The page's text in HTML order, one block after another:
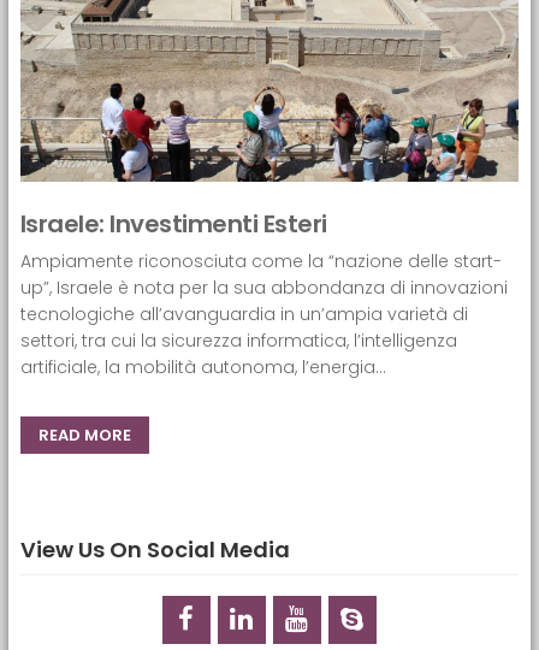
Israele: Investimenti Esteri
Ampiamente riconosciuta come la “nazione delle start-
up”, Israele è nota per la sua abbondanza di innovazioni
tecnologiche all’avanguardia in un’ampia varietà di
settori, tra cui la sicurezza informatica, l’intelligenza
artificiale, la mobilità autonoma, l’energia...
READ MORE
View Us On Social Media